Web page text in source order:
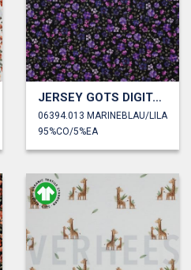
JERSEY GOTS DIGITAL BLUMEN
06394.013 MARINEBLAU/LILA
95%CO/5%EA